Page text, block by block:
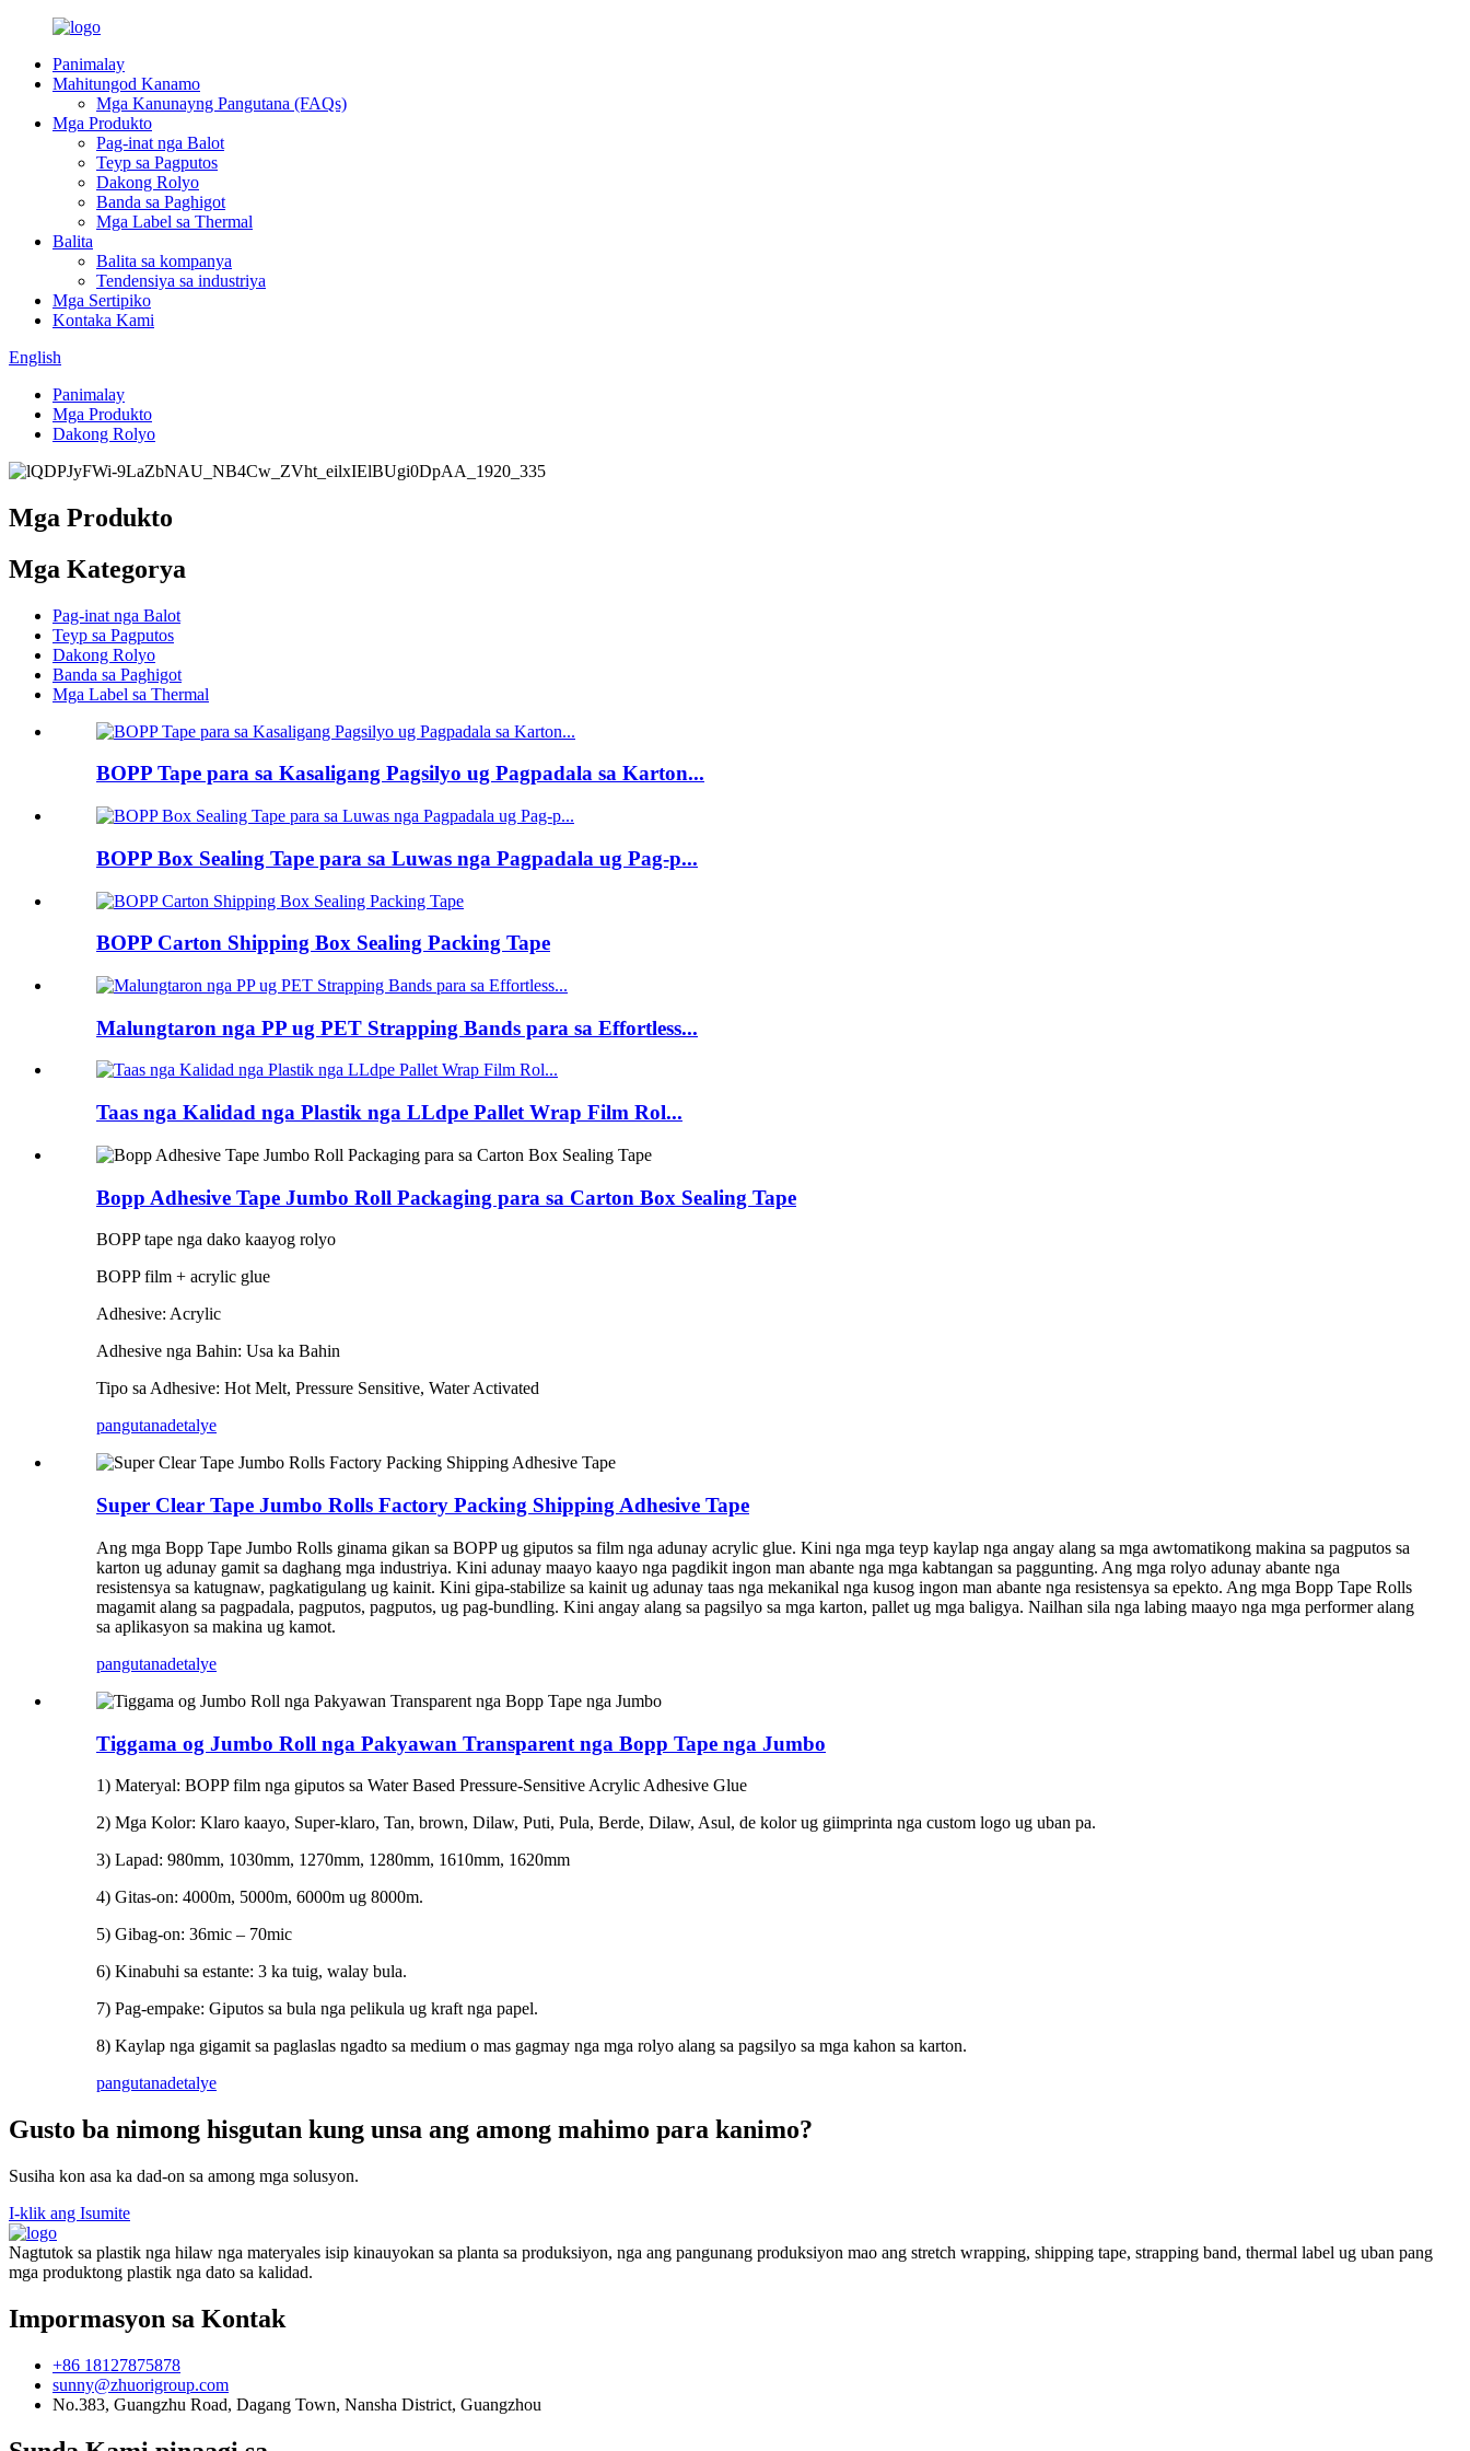
Panimalay
Mahitungod Kanamo
Mga Kanunayng Pangutana (FAQs)
Mga Produkto
Pag-inat nga Balot
Teyp sa Pagputos
Dakong Rolyo
Banda sa Paghigot
Mga Label sa Thermal
Balita
Balita sa kompanya
Tendensiya sa industriya
Mga Sertipiko
Kontaka Kami
English
Panimalay
Mga Produkto
Dakong Rolyo
Mga Produkto
Mga Kategorya
Pag-inat nga Balot
Teyp sa Pagputos
Dakong Rolyo
Banda sa Paghigot
Mga Label sa Thermal
BOPP Tape para sa Kasaligang Pagsilyo ug Pagpadala sa Karton...
BOPP Box Sealing Tape para sa Luwas nga Pagpadala ug Pag-p...
BOPP Carton Shipping Box Sealing Packing Tape
Malungtaron nga PP ug PET Strapping Bands para sa Effortless...
Taas nga Kalidad nga Plastik nga LLdpe Pallet Wrap Film Rol...
Bopp Adhesive Tape Jumbo Roll Packaging para sa Carton Box Sealing Tape
BOPP tape nga dako kaayog rolyo
BOPP film + acrylic glue
Adhesive: Acrylic
Adhesive nga Bahin: Usa ka Bahin
Tipo sa Adhesive: Hot Melt, Pressure Sensitive, Water Activated
pangutanadetalye
Super Clear Tape Jumbo Rolls Factory Packing Shipping Adhesive Tape
Ang mga Bopp Tape Jumbo Rolls ginama gikan sa BOPP ug giputos sa film nga adunay acrylic glue. Kini nga mga teyp kaylap nga angay alang sa mga awtomatikong makina sa pagputos sa
karton ug adunay gamit sa daghang mga industriya. Kini adunay maayo kaayo nga pagdikit ingon man abante nga mga kabtangan sa paggunting. Ang mga rolyo adunay abante nga
resistensya sa katugnaw, pagkatigulang ug kainit. Kini gipa-stabilize sa kainit ug adunay taas nga mekanikal nga kusog ingon man abante nga resistensya sa epekto. Ang mga Bopp Tape Rolls
magamit alang sa pagpadala, pagputos, pagputos, ug pag-bundling. Kini angay alang sa pagsilyo sa mga karton, pallet ug mga baligya. Nailhan sila nga labing maayo nga mga performer alang
sa aplikasyon sa makina ug kamot.
pangutanadetalye
Tiggama og Jumbo Roll nga Pakyawan Transparent nga Bopp Tape nga Jumbo
1) Materyal: BOPP film nga giputos sa Water Based Pressure-Sensitive Acrylic Adhesive Glue
2) Mga Kolor: Klaro kaayo, Super-klaro, Tan, brown, Dilaw, Puti, Pula, Berde, Dilaw, Asul, de kolor ug giimprinta nga custom logo ug uban pa.
3) Lapad: 980mm, 1030mm, 1270mm, 1280mm, 1610mm, 1620mm
4) Gitas-on: 4000m, 5000m, 6000m ug 8000m.
5) Gibag-on: 36mic – 70mic
6) Kinabuhi sa estante: 3 ka tuig, walay bula.
7) Pag-empake: Giputos sa bula nga pelikula ug kraft nga papel.
8) Kaylap nga gigamit sa paglaslas ngadto sa medium o mas gagmay nga mga rolyo alang sa pagsilyo sa mga kahon sa karton.
pangutanadetalye
Gusto ba nimong hisgutan kung unsa ang among mahimo para kanimo?
Susiha kon asa ka dad-on sa among mga solusyon.
I-klik ang Isumite
Nagtutok sa plastik nga hilaw nga materyales isip kinauyokan sa planta sa produksiyon, nga ang pangunang produksiyon mao ang stretch wrapping, shipping tape, strapping band, thermal label ug uban pang
mga produktong plastik nga dato sa kalidad.
Impormasyon sa Kontak
+86 18127875878
sunny@zhuorigroup.com
No.383, Guangzhu Road, Dagang Town, Nansha District, Guangzhou